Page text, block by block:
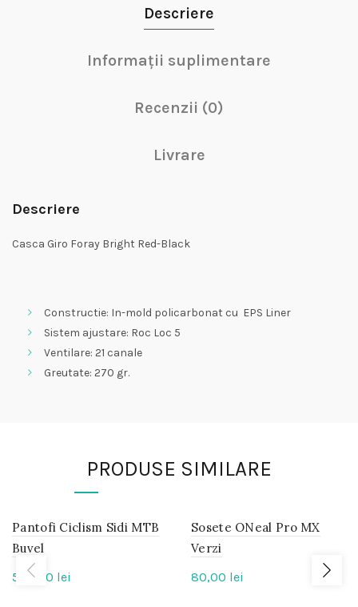
Descriere
Informații suplimentare
Recenzii (0)
Livrare
Descriere
Casca Giro Foray Bright Red-Black
Constructie: In-mold policarbonat cu EPS Liner
Sistem ajustare: Roc Loc 5
Ventilare: 21 canale
Greutate: 270 gr.
PRODUSE SIMILARE
IN
STOC
Pantofi Ciclism Sidi MTB
Buvel
550,00 lei
IN
STOC
Sosete ONeal Pro MX
Verzi
80,00 lei